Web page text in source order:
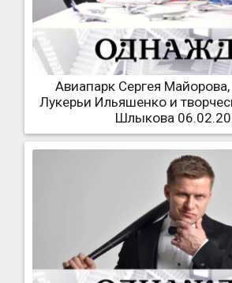
Авиапарк Сергея
Лукерьи Ильяшенко и
Шлыкова